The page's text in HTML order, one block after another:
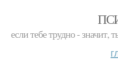
если тебе трудно -